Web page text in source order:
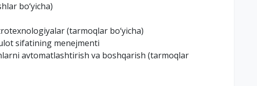
bo‘yicha)
(tarmoqlar bo‘yicha)
sifatining menejmenti
avtomatlashtirish va boshqarish (tarmoqlar